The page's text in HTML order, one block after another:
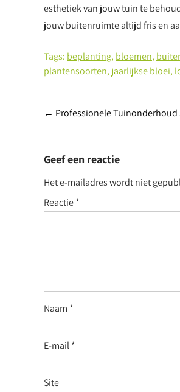
esthetiek van jouw tuin te
jouw buitenruimte altijd fris en
Tags: beplanting, bloemen,
plantensoorten, jaarlijkse bloei,
Berichtnavigatie
← Professionele Tuinonderhoud
Geef een reactie
Het e-mailadres wordt niet
Reactie*
Naam *
E-mail*
Site